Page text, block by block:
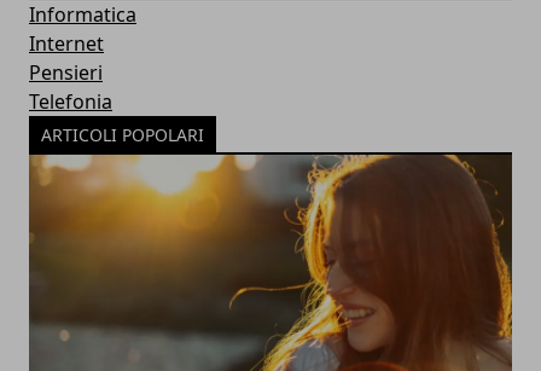
Informatica
Internet
Pensieri
Telefonia
ARTICOLI POPOLARI